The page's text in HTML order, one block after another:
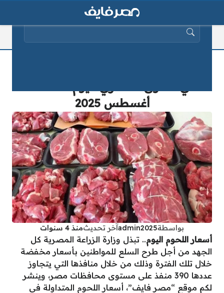
أغسطس 2025
بواسطةadmin2025آخر تحديثمنذ 4 سنوات
أسعار اللحوم اليوم.. تبذل وزارة الزراعة المصرية كل
الجهد من أجل طرح السلع للمواطنين بأسعار مخفضة
خلال تلك الفترة وذلك من خلال منافذها التي يتجاوز
عددها 390 منفذ على مستوى محافظات مصر، وينشر
لكم موقع “مصر فايف”، أسعار اللحوم المتداولة في
البحث عن: